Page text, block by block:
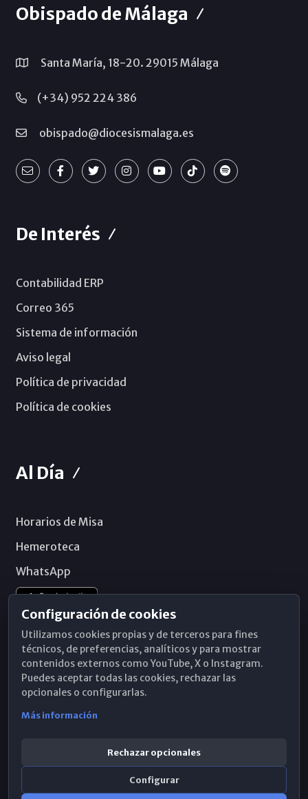
Obispado de Málaga
Santa María, 18-20. 29015 Málaga
(+34) 952 224 386
obispado@diocesismalaga.es
De Interés
Contabilidad ERP
Correo 365
Sistema de información
Aviso legal
Política de privacidad
Política de cookies
Al Día
Horarios de Misa
Hemeroteca
WhatsApp
Configuración de cookies
Utilizamos cookies propias y de terceros para fines
técnicos, de preferencias, analíticos y para mostrar
contenidos externos como YouTube, X o Instagram.
Puedes aceptar todas las cookies, rechazar las
opcionales o configurarlas.
Más información
Rechazar opcionales
Configurar